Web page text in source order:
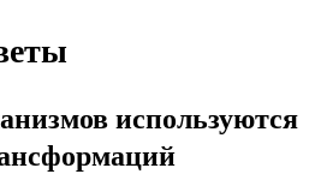
используются